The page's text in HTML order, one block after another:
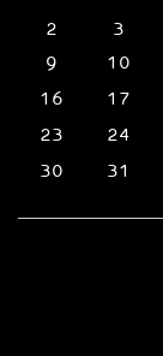
2
3
9
10
16
17
23
24
30
31